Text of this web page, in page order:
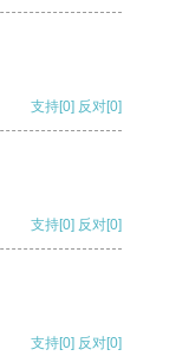
支持[0] 反对[0]
支持[0] 反对[0]
支持[0] 反对[0]